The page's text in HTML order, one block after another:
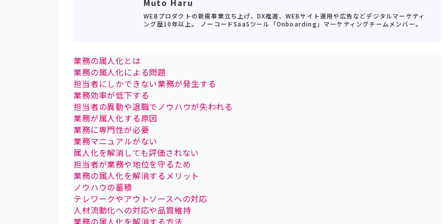
Muto Haru
WEBプロダクトの新規事業立ち上げ、DX推進、WEBサイト運用や広告などデジタルマーケティ
ング歴10年以上。 ノーコードSaaSツール「Onboarding」マーケティングチームメンバー。
業務の属人化とは
業務の属人化による問題
担当者にしかできない業務が発生する
業務効率が低下する
担当者の異動や退職でノウハウが失われる
業務が属人化する原因
業務に専門性が必要
業務マニュアルがない
属人化を解消しても評価されない
担当者が業務や地位を守るため
業務の属人化を解消するメリット
ノウハウの蓄積
テレワークやアウトソースへの対応
人材流動化への対応や品質維持
業務の属人化を解消する方法